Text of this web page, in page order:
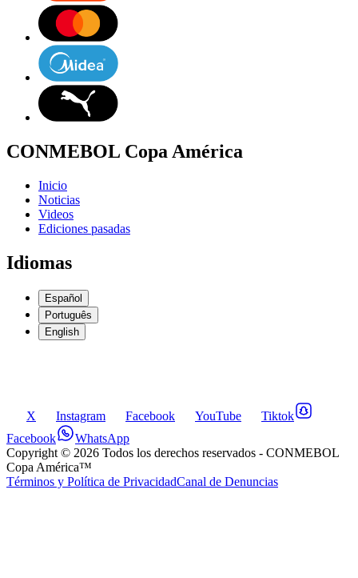
CONMEBOL Copa América
Inicio
Noticias
Videos
Ediciones pasadas
Idiomas
Español
Português
English
X Instagram Facebook YouTube
Tiktok
Facebook
WhatsApp
Copyright © 2026 Todos los derechos reservados - CONMEBOL
Copa América™
Términos y Política de PrivacidadCanal de Denuncias